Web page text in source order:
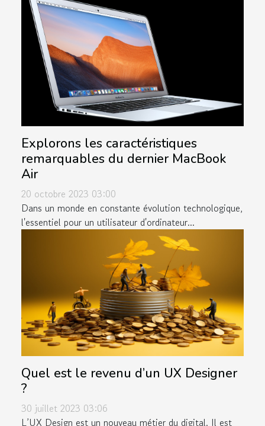
Explorons les caractéristiques
remarquables du dernier MacBook
Air
20 octobre 2023 03:00
Dans un monde en constante évolution technologique,
l'essentiel pour un utilisateur d'ordinateur...
Quel est le revenu d’un UX Designer
?
30 juillet 2023 03:06
L’UX Design est un nouveau métier du digital. Il est